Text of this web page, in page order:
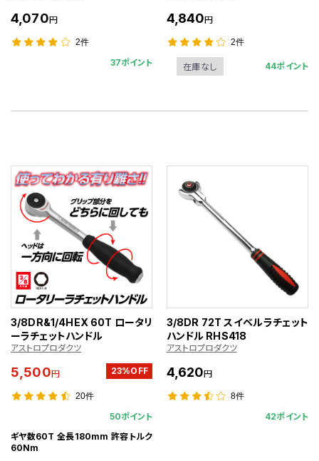
4,070円
2件
37ポイント
4,840円
2件
在庫なし 44ポイント
3/8DR&1/4HEX 60T ロータリ
ーラチェットハンドル
アストロプロダクツ
5,500円 23%OFF
20件
50ポイント
ギヤ数60T 全長180mm 許容トルク
60Nm
3/8DR 72T スイベルラチェット
ハンドル RHS418
アストロプロダクツ
4,620円
8件
42ポイント